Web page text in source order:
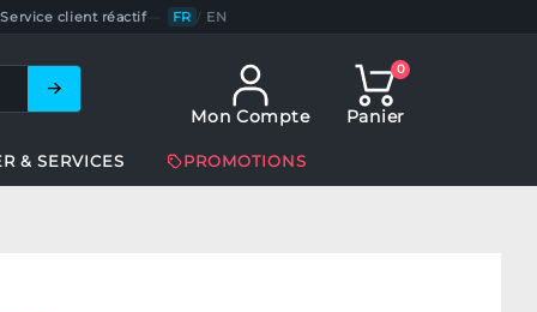
Service client réactif— FR / EN
Mon Compte
0
Panier
& SERVICES PROMOTIONS